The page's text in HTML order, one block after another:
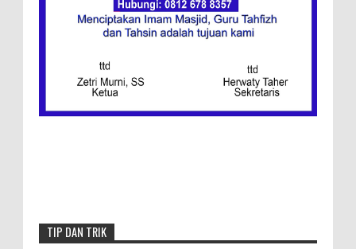
Menang, Semen Padang FC Pemuncak
Klasemen Wilayah Barat
TIP DAN TRIK